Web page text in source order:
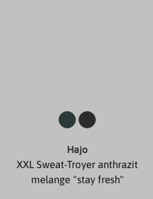
Hajo
XXL Sweat-Troyer anthrazit
melange "stay fresh"